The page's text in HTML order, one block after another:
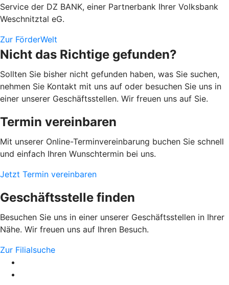
Service der DZ BANK, einer Partnerbank Ihrer Volksbank
Weschnitztal eG.
Zur FörderWelt
Nicht das Richtige gefunden?
Sollten Sie bisher nicht gefunden haben, was Sie suchen,
nehmen Sie Kontakt mit uns auf oder besuchen Sie uns in
einer unserer Geschäftsstellen. Wir freuen uns auf Sie.
Termin vereinbaren
Mit unserer Online-Terminvereinbarung buchen Sie schnell
und einfach Ihren Wunschtermin bei uns.
Jetzt Termin vereinbaren
Geschäftsstelle finden
Besuchen Sie uns in einer unserer Geschäftsstellen in Ihrer
Nähe. Wir freuen uns auf Ihren Besuch.
Zur Filialsuche